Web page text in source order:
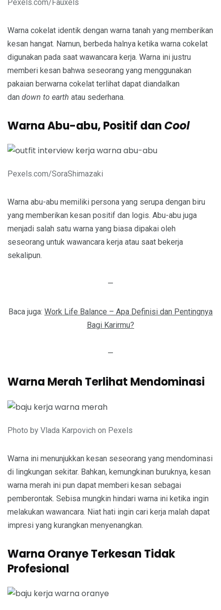
Pexels.com/Fauxels
Warna cokelat identik dengan warna tanah yang memberikan
kesan hangat. Namun, berbeda halnya ketika warna cokelat
digunakan pada saat wawancara kerja. Warna ini justru
memberi kesan bahwa seseorang yang menggunakan
pakaian berwarna cokelat terlihat dapat diandalkan
dan down to earth atau sederhana.
Warna Abu-abu, Positif danCool
Pexels.com/SoraShimazaki
Warna abu-abu memiliki persona yang serupa dengan biru
yang memberikan kesan positif dan logis. Abu-abu juga
menjadi salah satu warna yang biasa dipakai oleh
seseorang untuk wawancara kerja atau saat bekerja
sekalipun.
—
Baca juga: Work Life Balance – Apa Definisi dan Pentingnya
Bagi Karirmu?
—
Warna Merah Terlihat Mendominasi
Photo by Vlada Karpovich on Pexels
Warna ini menunjukkan kesan seseorang yang mendominasi
di lingkungan sekitar. Bahkan, kemungkinan buruknya, kesan
warna merah ini pun dapat memberi kesan sebagai
pemberontak. Sebisa mungkin hindari warna ini ketika ingin
melakukan wawancara. Niat hati ingin cari kerja malah dapat
impresi yang kurangkan menyenangkan.
Warna Oranye Terkesan Tidak
Profesional